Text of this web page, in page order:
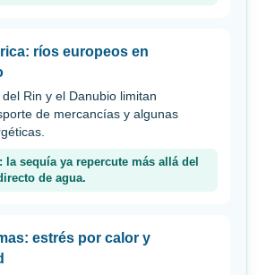
ríos europeos en
Rin y el Danubio limitan
de mercancías y algunas
la sequía ya repercute más allá del
de agua.
estrés por calor y